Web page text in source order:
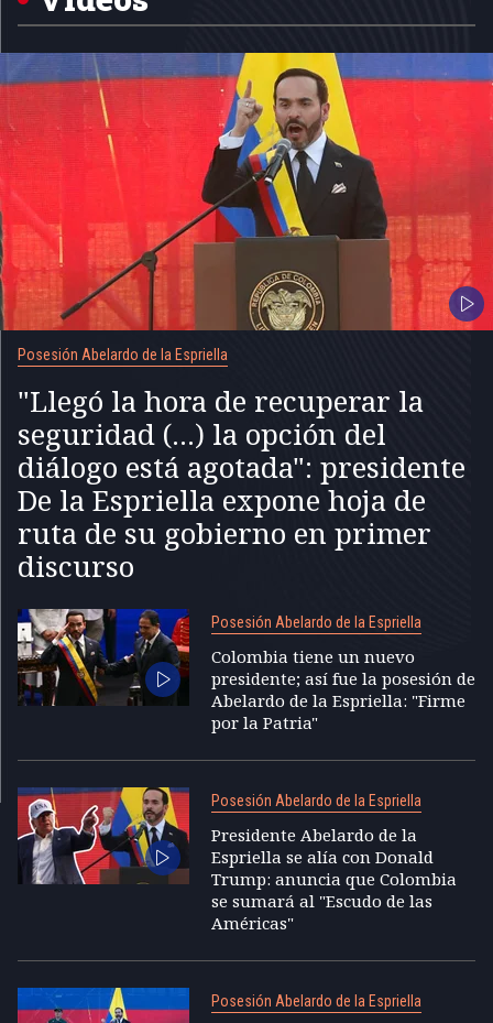
Posesión Abelardo de la Espriella
"Llegó la hora de recuperar la
seguridad (...) la opción del
diálogo está agotada": presidente
De la Espriella expone hoja de
ruta de su gobierno en primer
discurso
Posesión Abelardo de la Espriella
Colombia tiene un nuevo
presidente; así fue la posesión de
Abelardo de la Espriella: "Firme
por la Patria"
Posesión Abelardo de la Espriella
Presidente Abelardo de la
Espriella se alía con Donald
Trump: anuncia que Colombia
se sumará al "Escudo de las
Américas"
Posesión Abelardo de la Espriella